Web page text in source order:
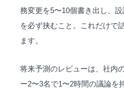
務変更を5〜10個書き出し、
を必ず挟むこと。これだけで
ます。
将来予測のレビューは、社内
ー2〜3名で1〜2時間の議論を